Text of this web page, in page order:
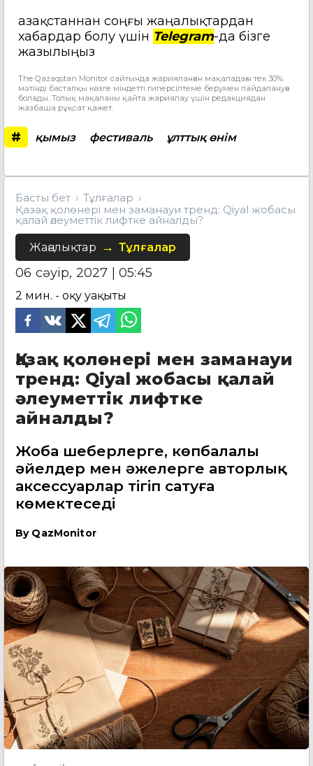
Қазақстаннан соңғы жаңалықтардан
хабардар болу үшін Telegram-да бізге
жазылыңыз
The Qazaqstan Monitor сайтында жарияланған мақаладағы тек 30%
мәтінді бастапқы көзге міндетті гиперсілтеме берумен пайдалануға
болады. Толық мақаланы қайта жариялау үшін редакциядан
жазбаша рұқсат қажет.
# қымыз фестиваль ұлттық өнім
Басты бет
Тұлғалар
Қазақ қолөнері мен заманауи тренд: Qiyal жобасы
қалай әлеуметтік лифтке айналды?
Жаңалықтар Тұлғалар
06 сәуір, 2027 | 05:45
2 мин. - оқу уақыты
Қазақ қолөнері мен заманауи
тренд: Qiyal жобасы қалай
әлеуметтік лифтке
айналды?
Жоба шеберлерге, көпбалалы
әйелдер мен әжелерге авторлық
аксессуарлар тігіп сатуға
көмектеседі
By QazMonitor